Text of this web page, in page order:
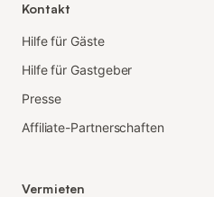
Kontakt
Hilfe für Gäste
Hilfe für Gastgeber
Presse
Affiliate-Partnerschaften
Vermieten